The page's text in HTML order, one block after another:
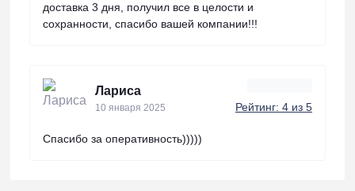
доставка 3 дня, получил все в целости и
сохранности, спасибо вашей компании!!!
Лариса
10 января 2025 Рейтинг: 4 из 5
Спасибо за оперативность)))))